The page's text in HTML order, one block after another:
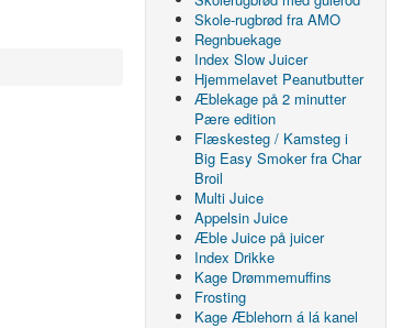
Skole-rugbrød fra AMO
Regnbuekage
Index Slow Juicer
Hjemmelavet Peanutbutter
Æblekage på 2 minutter
Pære edition
Flæskesteg / Kamsteg i
Big Easy Smoker fra Char
Broil
Multi Juice
Appelsin Juice
Æble Juice på juicer
Index Drikke
Kage Drømmemuffins
Frosting
Kage Æblehorn á lá kanel